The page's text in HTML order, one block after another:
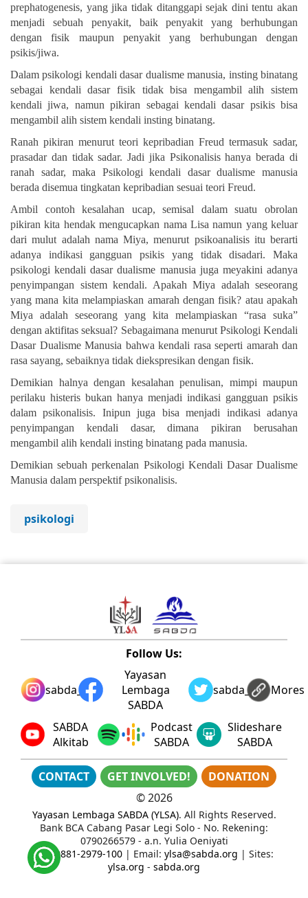
prephatogenesis, yang jika tidak ditanggapi sejak dini tentu akan
menjadi sebuah penyakit, baik penyakit yang berhubungan
dengan fisik maupun penyakit yang berhubungan dengan
psikis/jiwa.
Dalam psikologi kendali dasar dualisme manusia, insting binatang
sebagai kendali dasar fisik tidak bisa mengambil alih sistem
kendali jiwa, namun pikiran sebagai kendali dasar psikis bisa
mengambil alih sistem kendali insting binatang.
Ranah pikiran menurut teori kepribadian Freud termasuk sadar,
prasadar dan tidak sadar. Jadi jika Psikonalisis hanya berada di
ranah sadar, maka Psikologi kendali dasar dualisme manusia
berada disemua tingkatan kepribadian sesuai teori Freud.
Ambil contoh kesalahan ucap, semisal dalam suatu obrolan
pikiran kita hendak mengucapkan nama Lisa namun yang keluar
dari mulut adalah nama Miya, menurut psikoanalisis itu berarti
adanya indikasi gangguan psikis yang tidak disadari. Maka
psikologi kendali dasar dualisme manusia juga meyakini adanya
penyimpangan sistem kendali. Apakah Miya adalah seseorang
yang mana kita melampiaskan amarah dengan fisik? atau apakah
Miya adalah seseorang yang kita melampiaskan “rasa suka”
dengan aktifitas seksual? Sebagaimana menurut Psikologi Kendali
Dasar Dualisme Manusia bahwa kendali rasa seperti amarah dan
rasa sayang, sebaiknya tidak diekspresikan dengan fisik.
Demikian halnya dengan kesalahan penulisan, mimpi maupun
perilaku histeris bukan hanya menjadi indikasi gangguan psikis
dalam psikonalisis. Inipun juga bisa menjadi indikasi adanya
penyimpangan kendali dasar, dimana pikiran berusahan
mengambil alih kendali insting binatang pada manusia.
Demikian sebuah perkenalan Psikologi Kendali Dasar Dualisme
Manusia dalam perspektif psikonalisis.
psikologi
Follow Us:
sabda_ylsa
Yayasan
Lembaga
SABDA
sabda_ylsaMores
SABDA
Alkitab
Podcast
SABDA
Slideshare
SABDA
CONTACT GET INVOLVED!
DONATION
©2026
Yayasan Lembaga SABDA (YLSA). All Rights Reserved.
Bank BCA Cabang Pasar Legi Solo - No. Rekening:
0790266579 - a.n. Yulia Oeniyati
WA:0881-2979-100| Email: ylsa@sabda.org | Sites:
ylsa.org - sabda.org